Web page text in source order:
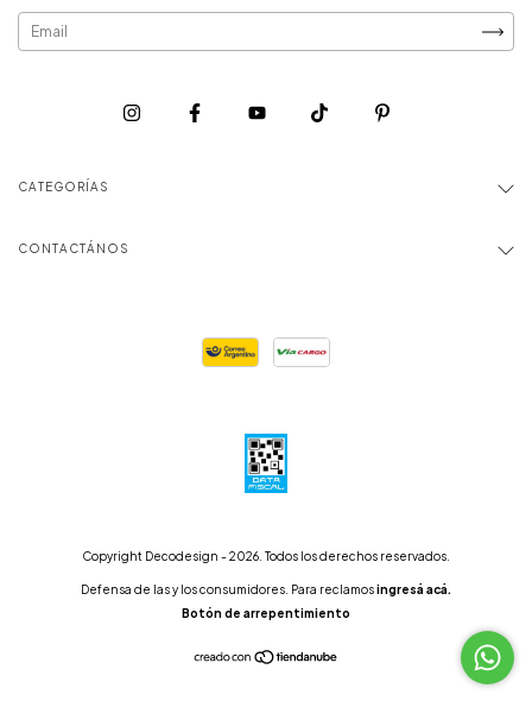
CATEGORÍAS
CONTACTÁNOS
Copyright Decodesign - 2026. Todos los derechos reservados.
Defensa de las y los consumidores. Para reclamosingresá acá.
Botón de arrepentimiento